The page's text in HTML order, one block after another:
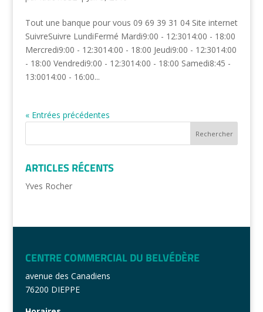
Tout une banque pour vous 09 69 39 31 04 Site internet
SuivreSuivre LundiFermé Mardi9:00 - 12:3014:00 - 18:00
Mercredi9:00 - 12:3014:00 - 18:00 Jeudi9:00 - 12:3014:00
- 18:00 Vendredi9:00 - 12:3014:00 - 18:00 Samedi8:45 -
13:0014:00 - 16:00...
« Entrées précédentes
ARTICLES RÉCENTS
Yves Rocher
CENTRE COMMERCIAL DU BELVÉDÈRE
avenue des Canadiens
76200 DIEPPE